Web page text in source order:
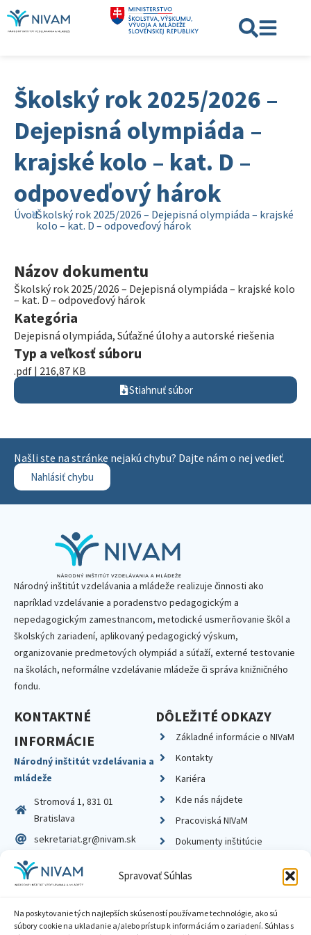
Spravovať Súhlas
Na poskytovanie tých najlepších skúseností používame technológie, ako sú
súbory cookie na ukladanie a/alebo prístup k informáciám o zariadení. Súhlas s
Školský rok 2025/2026 –
Dejepisná olympiáda –
krajské kolo – kat. D –
odpoveďový hárok
ÚvodŠkolský rok 2025/2026 – Dejepisná olympiáda – krajské
kolo – kat. D – odpoveďový hárok
Názov dokumentu
Školský rok 2025/2026 – Dejepisná olympiáda – krajské kolo
– kat. D – odpoveďový hárok
Kategória
Dejepisná olympiáda, Súťažné úlohy a autorské riešenia
Typ a veľkosť súboru
.pdf | 216,87 KB
Stiahnuť súbor
Našli ste na stránke nejakú chybu? Dajte nám o nej vedieť.
Nahlásiť chybu
Národný inštitút vzdelávania a mládeže realizuje činnosti ako
napríklad vzdelávanie a poradenstvo pedagogickým a
nepedagogickým zamestnancom, metodické usmerňovanie škôl a
školských zariadení, aplikovaný pedagogický výskum,
organizovanie predmetových olympiád a súťaží, externé testovanie
na školách, neformálne vzdelávanie mládeže či správa knižničného
fondu.
KONTAKTNÉ
INFORMÁCIE
Národný inštitút vzdelávania a
mládeže
Stromová 1, 831 01
Bratislava
sekretariat.gr@nivam.sk
IČO: 00164348
DIČ: 2020798714
DÔLEŽITÉ ODKAZY
Základné informácie o NIVaM
Kontakty
Kariéra
Kde nás nájdete
Pracoviská NIVaM
Dokumenty inštitúcie